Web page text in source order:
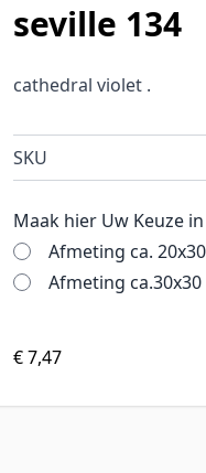
seville 134
cathedral violet .
SKU
Maak hier Uw Keuze
Afmeting ca.
Afmeting ca.30x30
€ 7,47